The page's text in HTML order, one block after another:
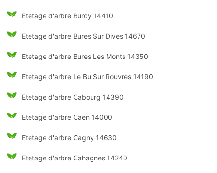
Etetage d'arbre Burcy 14410
Etetage d'arbre Bures Sur Dives 14670
Etetage d'arbre Bures Les Monts 14350
Etetage d'arbre Le Bu Sur Rouvres 14190
Etetage d'arbre Cabourg 14390
Etetage d'arbre Caen 14000
Etetage d'arbre Cagny 14630
Etetage d'arbre Cahagnes 14240